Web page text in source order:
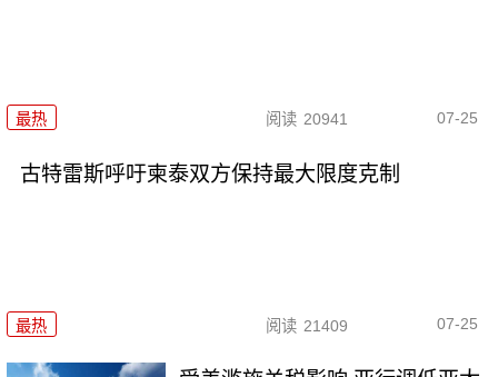
最热 阅读 20941 07-25
古特雷斯呼吁柬泰双方保持最大限度克制
最热 阅读 21409 07-25